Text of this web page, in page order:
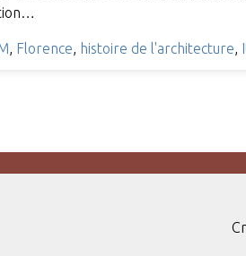
Florence histoire de l'architecture